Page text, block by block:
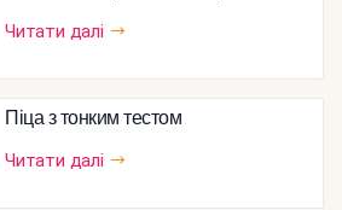
Читати далі
Піца з тонким тестом
Читати далі